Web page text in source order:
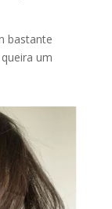
bastante
um